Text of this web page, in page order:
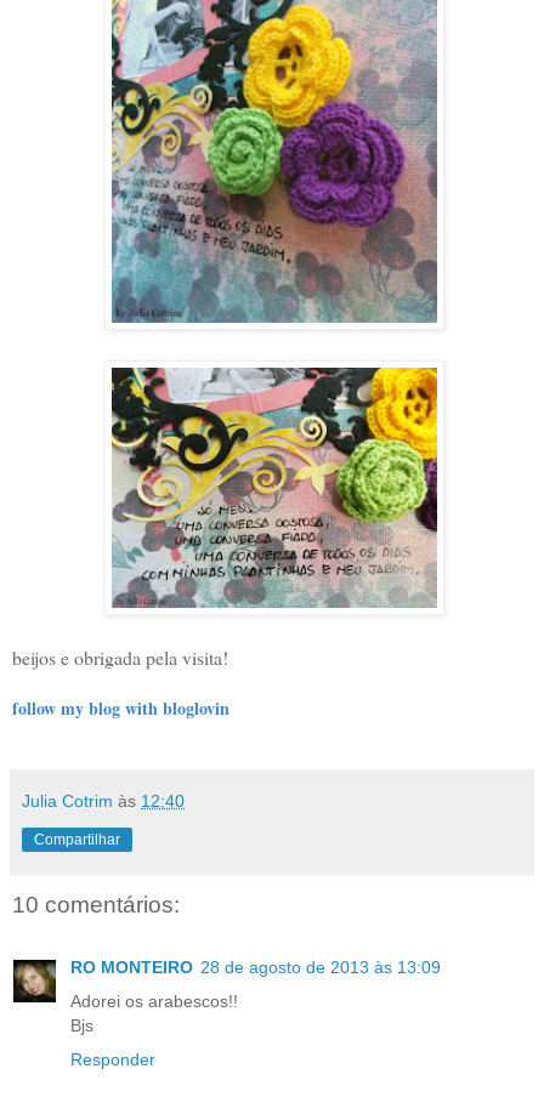
beijos e obrigada pela visita!
follow my blog with bloglovin
Julia Cotrim às 12:40
Compartilhar
10 comentários:
RO MONTEIRO 28 de agosto de 2013 às 13:09
Adorei os arabescos!!
Bjs
Responder